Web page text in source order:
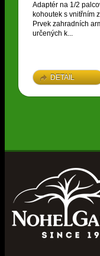
Adaptér na 1/2
kohoutek s vnitřním
Prvek zahradních
určených k...
DETAIL